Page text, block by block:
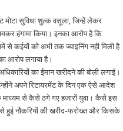
मोटा सुविधा शुल्क वसूला, जिन्हें लेकर
हंगामा किया। इनका आरोप है कि
कईयों को अभी तक ज्वाइनिंग नही मिली है
आरोप लगाया है।
का ईमान खरीदने की बोली लगाई।
अपने रिटायरमेंट के दिन एक ऐसे आदेश
माध्यम से कैसे ठगे गए हजारों युवा। कैसे इस
हुई नौकरियों की खरीद-फरोख्त और किसके